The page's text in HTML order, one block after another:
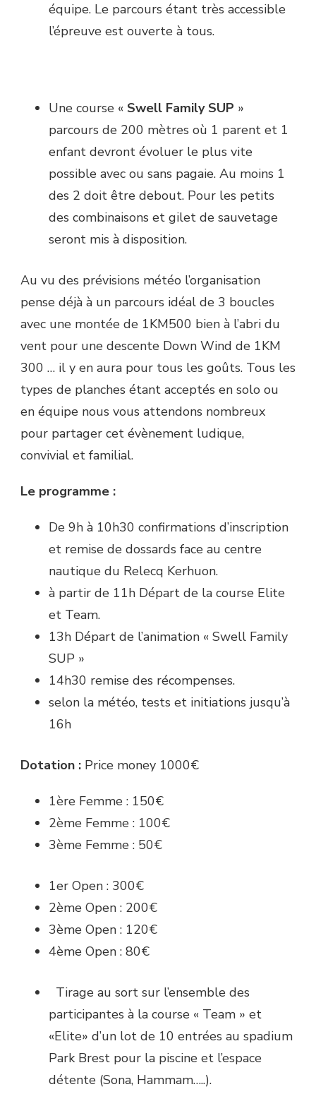
équipe. Le parcours étant très accessible
l’épreuve est ouverte à tous.
Une course « Swell Family SUP »
parcours de 200 mètres où 1 parent et 1
enfant devront évoluer le plus vite
possible avec ou sans pagaie. Au moins 1
des 2 doit être debout. Pour les petits
des combinaisons et gilet de sauvetage
seront mis à disposition.
Au vu des prévisions météo l’organisation
pense déjà à un parcours idéal de 3 boucles
avec une montée de 1KM500 bien à l’abri du
vent pour une descente Down Wind de 1KM
300 … il y en aura pour tous les goûts. Tous les
types de planches étant acceptés en solo ou
en équipe nous vous attendons nombreux
pour partager cet évènement ludique,
convivial et familial.
Le programme :
De 9h à 10h30 confirmations d’inscription
et remise de dossards face au centre
nautique du Relecq Kerhuon.
à partir de 11h Départ de la course Elite
et Team.
13h Départ de l’animation « Swell Family
SUP »
14h30 remise des récompenses.
selon la météo, tests et initiations jusqu’à
16h
Dotation : Price money 1000€
1ère Femme : 150€
2ème Femme : 100€
3ème Femme : 50€
1er Open : 300€
2ème Open : 200€
3ème Open : 120€
4ème Open : 80€
Tirage au sort sur l’ensemble des
participantes à la course « Team » et
«Elite» d’un lot de 10 entrées au spadium
Park Brest pour la piscine et l’espace
détente (Sona, Hammam…..).